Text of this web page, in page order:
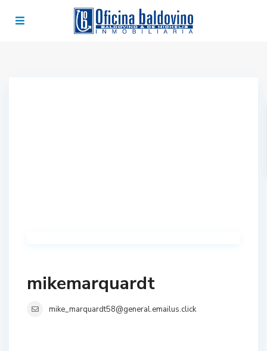
mikemarquardt
mike_marquardt58@general.emailus.click